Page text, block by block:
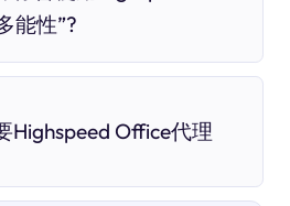
能性”?
Highspeed Office代理